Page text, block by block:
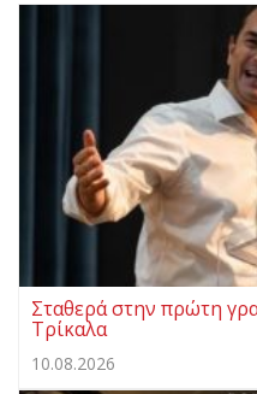
Σταθερά στην πρώτη
Τρίκαλα
10.08.2026